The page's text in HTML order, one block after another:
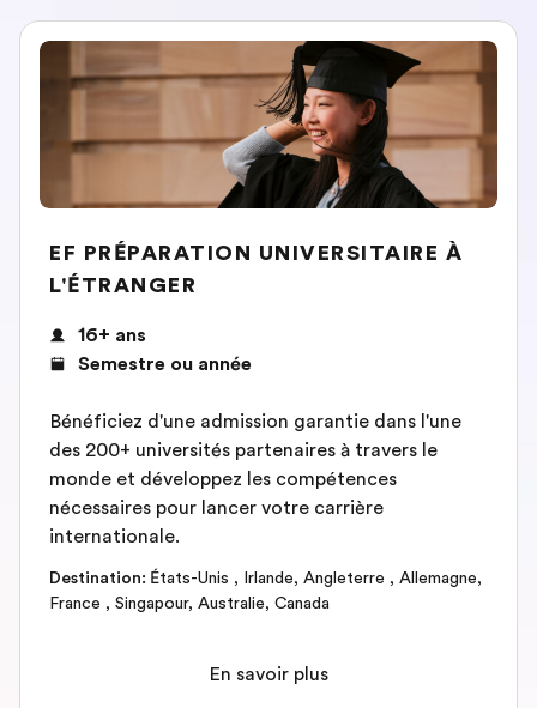
EF PRÉPARATION UNIVERSITAIRE À
L'ÉTRANGER
16+ ans
Semestre ou année
Bénéficiez d'une admission garantie dans l'une
des 200+ universités partenaires à travers le
monde et développez les compétences
nécessaires pour lancer votre carrière
internationale.
Destination: États-Unis , Irlande, Angleterre , Allemagne,
France , Singapour, Australie, Canada
En savoir plus